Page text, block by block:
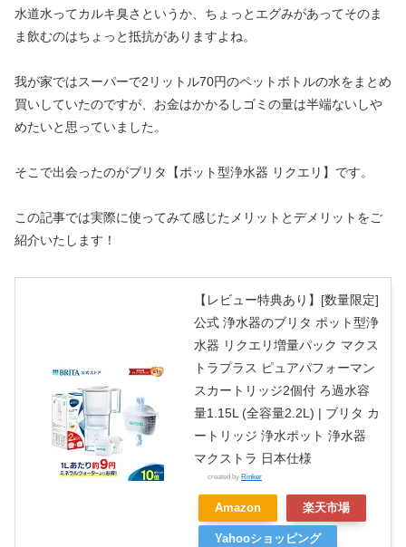
水道水ってカルキ臭さというか、ちょっとエグみがあってそのま
ま飲むのはちょっと抵抗がありますよね。
我が家ではスーパーで2リットル70円のペットボトルの水をまとめ
買いしていたのですが、お金はかかるしゴミの量は半端ないしや
めたいと思っていました。
そこで出会ったのがブリタ【ポット型浄水器 リクエリ】です。
この記事では実際に使ってみて感じたメリットとデメリットをご
紹介いたします！
【レビュー特典あり】[数量限定]
公式 浄水器のブリタ ポット型浄
水器 リクエリ増量パック マクス
トラプラス ピュアパフォーマン
スカートリッジ2個付 ろ過水容
量1.15L (全容量2.2L) | ブリタ カ
ートリッジ 浄水ポット 浄水器
マクストラ 日本仕様
created by Rinker
Amazon 楽天市場
Yahooショッピング